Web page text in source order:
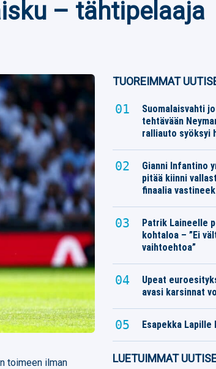
– tähtipelaaja
toimeen ilman
TUOREIMMAT
Suomalaisvahti
tehtävään
ralliauto syöksyi
Gianni Infantino
pitää kiinni
finaalia
Patrik Laineelle
kohtaloa – ”Ei
vaihtoehtoa”
Upeat
avasi karsinnat
Esapekka
LUETUIMMAT